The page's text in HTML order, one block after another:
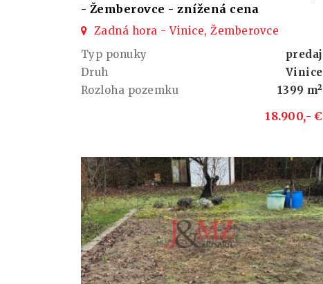
- Žemberovce - znížená cena
Zadná hora - Vinice, Žemberovce
Typ ponuky
predaj
Druh
Vinice
Rozloha pozemku
1399 m²
18.900,- €